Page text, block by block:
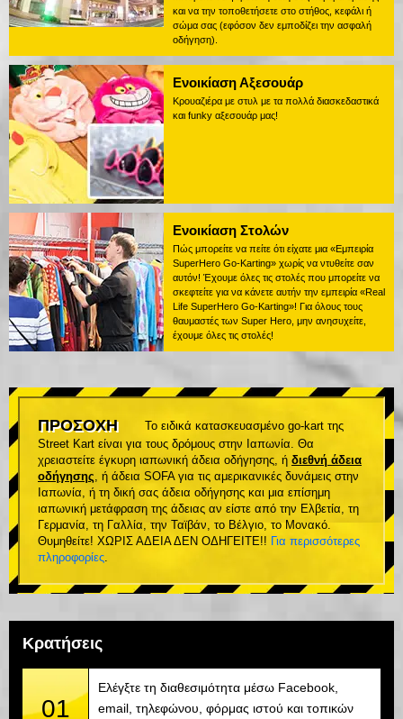
και να την τοποθετήσετε στο στήθος, κεφάλι ή
σώμα σας (εφόσον δεν εμποδίζει την ασφαλή
οδήγηση).
Ενοικίαση Αξεσουάρ
Κρουαζιέρα με στυλ με τα πολλά διασκεδαστικά
και funky αξεσουάρ μας!
Ενοικίαση Στολών
Πώς μπορείτε να πείτε ότι είχατε μια «Εμπειρία
SuperHero Go-Karting» χωρίς να ντυθείτε σαν
αυτόν! Έχουμε όλες τις στολές που μπορείτε να
σκεφτείτε για να κάνετε αυτήν την εμπειρία «Real
Life SuperHero Go-Karting»! Για όλους τους
θαυμαστές των Super Hero, μην ανησυχείτε,
έχουμε όλες τις στολές!
ΠΡΟΣΟΧΗ
Το ειδικά κατασκευασμένο go-kart της
Street Kart είναι για τους δρόμους στην Ιαπωνία. Θα
χρειαστείτε έγκυρη ιαπωνική άδεια οδήγησης, ή διεθνή άδεια
οδήγησης, ή άδεια SOFA για τις αμερικανικές δυνάμεις στην
Ιαπωνία, ή τη δική σας άδεια οδήγησης και μια επίσημη
ιαπωνική μετάφραση της άδειας αν είστε από την Ελβετία, τη
Γερμανία, τη Γαλλία, την Ταϊβάν, το Βέλγιο, το Μονακό.
Θυμηθείτε! ΧΩΡΙΣ ΑΔΕΙΑ ΔΕΝ ΟΔΗΓΕΙΤΕ!! Για περισσότερες
πληροφορίες.
Κρατήσεις
01
Ελέγξτε τη διαθεσιμότητα μέσω Facebook,
email, τηλεφώνου, φόρμας ιστού και τοπικών